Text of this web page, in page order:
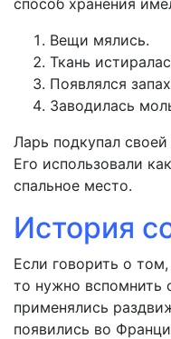
Вещи мялись.
Ткань
Появлялся
Заводилась
Ларь подкупал
Его использовали
спальное место.
История
Если говорить о
то нужно вспомнить
применялись
появились во